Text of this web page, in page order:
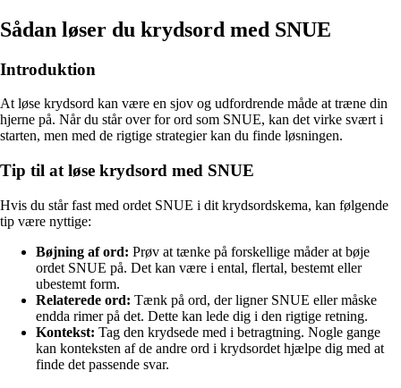
Sådan løser du krydsord med SNUE
Introduktion
At løse krydsord kan være en sjov og udfordrende måde at træne din
hjerne på. Når du står over for ord som SNUE, kan det virke svært i
starten, men med de rigtige strategier kan du finde løsningen.
Tip til at løse krydsord med SNUE
Hvis du står fast med ordet SNUE i dit krydsordskema, kan følgende
tip være nyttige:
Bøjning af ord: Prøv at tænke på forskellige måder at bøje
ordet SNUE på. Det kan være i ental, flertal, bestemt eller
ubestemt form.
Relaterede ord: Tænk på ord, der ligner SNUE eller måske
endda rimer på det. Dette kan lede dig i den rigtige retning.
Kontekst: Tag den krydsede med i betragtning. Nogle gange
kan konteksten af de andre ord i krydsordet hjælpe dig med at
finde det passende svar.